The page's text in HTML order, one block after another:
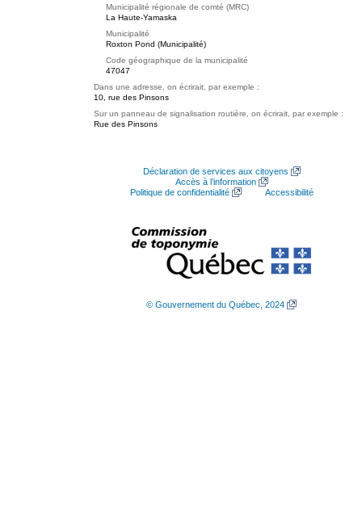
Municipalité régionale de comté (MRC)
La Haute-Yamaska
Municipalité
Roxton Pond (Municipalité)
Code géographique de la municipalité
47047
Dans une adresse, on écrirait, par exemple :
10, rue des Pinsons
Sur un panneau de signalisation routière, on écrirait, par exemple :
Rue des Pinsons
Déclaration de services aux citoyens
Accès à l’information
Politique de confidentialité
Accessibilité
© Gouvernement du Québec, 2024